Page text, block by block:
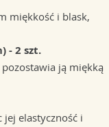
miękkość i blask,
- 2 szt.
ją miękką
jej elastyczność i